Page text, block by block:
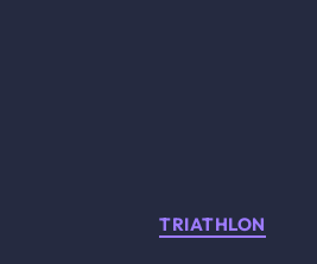
Categorías
TRIATHLON